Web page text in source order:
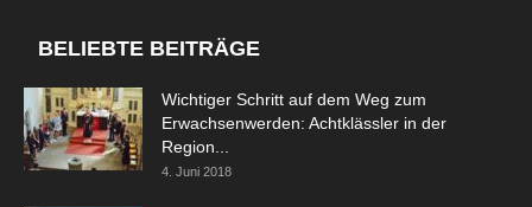
BELIEBTE BEITRÄGE
Wichtiger Schritt auf dem Weg zum
Erwachsenwerden: Achtklässler in der
Region...
4. Juni 2018